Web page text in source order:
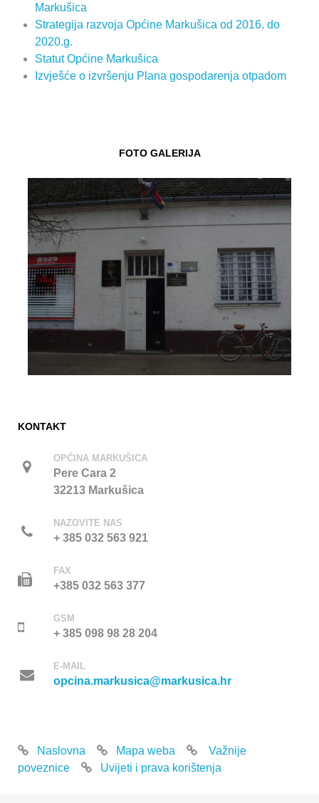
Markušica
Strategija razvoja Općine Markušica od 2016. do
2020.g.
Statut Općine Markušica
Izvješće o izvršenju Plana gospodarenja otpadom
FOTO GALERIJA
KONTAKT
OPĆINA MARKUŠICA
Pere Cara 2
32213 Markušica
NAZOVITE NAS
+ 385 032 563 921
FAX
+385 032 563 377
GSM
+ 385 098 98 28 204
E-MAIL
opcina.markusica@markusica.hr
Naslovna Mapa weba
Važnije
poveznice
Uvijeti i prava korištenja